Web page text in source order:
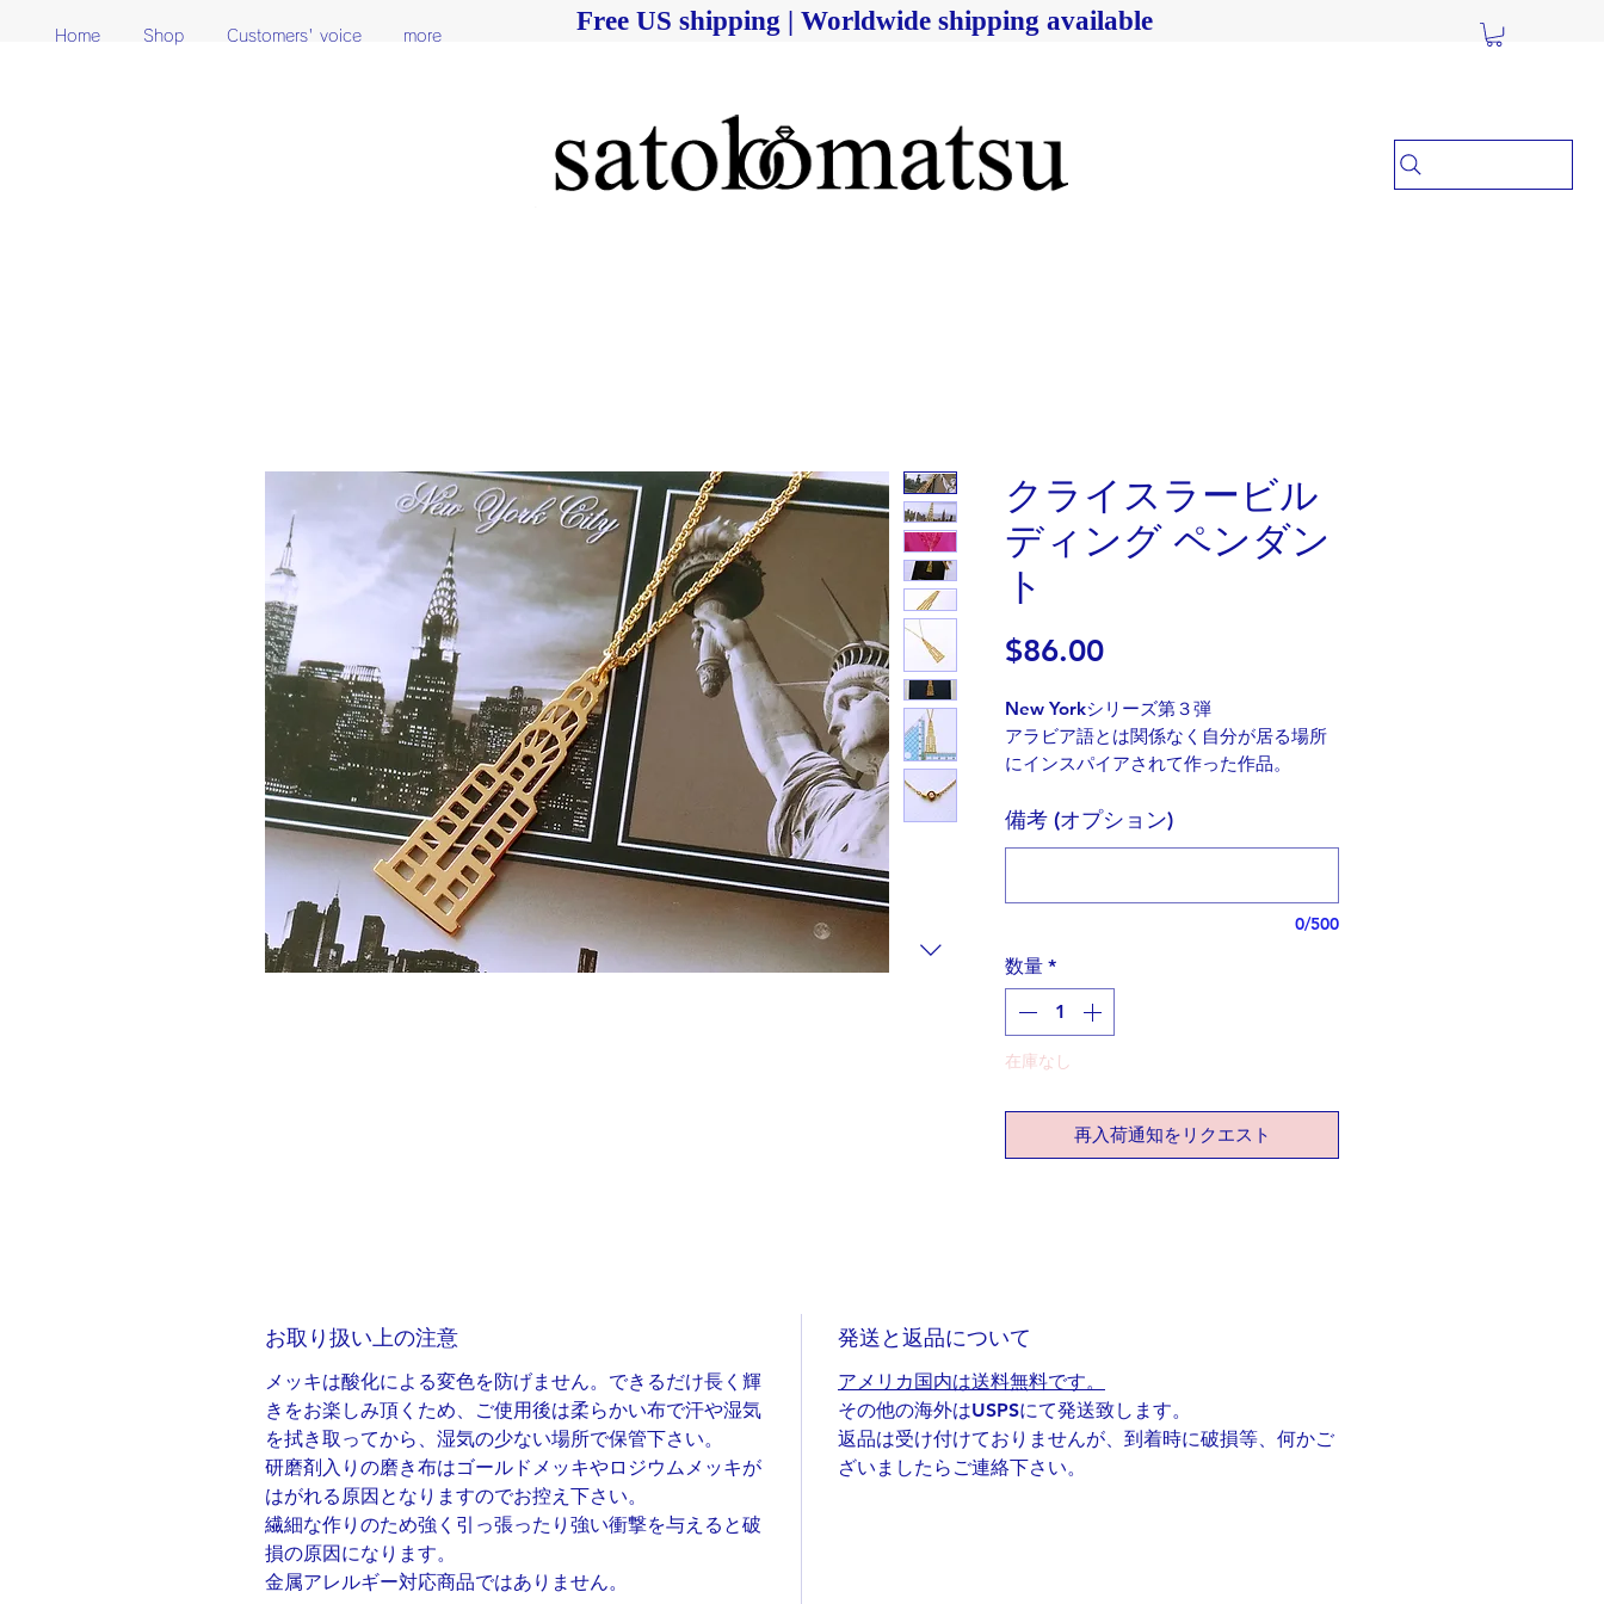
Free US shipping | Worldwide shipping available
Home Shop Customers' voice more
クライスラービル
ディング ペンダン
ト
$86.00価
New Yorkシリーズ第３弾
アラビア語とは関係なく自分が居る場所
にインスパイアされて作った作品。
ニューヨークのマンハッタンの摩天楼を
代表するクライスラービルディング。
で人気の建築物です。
アールデコ建築を施したこの77階建ての
建物の尖塔部分はガラスの冠をイメージ
して建てられたそうです。
他の高層ビルのような派手な照明や展望
台はないものの、グランドセントラル駅
の横にあるその優雅な佇まいはとても美
ニューヨークに行ったことがある人は
「あぁ、あのビルか」と記憶とともに、
ポストカードサイズの台紙にセットして
お届けするのでそのままプレゼントとし
てもお使いいただけます。
素材：真鍮(ゴールドメッキ)
仕上げ：鏡面仕上げ
備考 (オプション)
0/500
数量 *
在庫なし
再入荷通知をリクエスト
お取り扱い上の注意
メッキは酸化による変色を防げません。できるだけ長く輝
きをお楽しみ頂くため、ご使用後は柔らかい布で汗や湿気
を拭き取ってから、湿気の少ない場所で保管下さい。
研磨剤入りの磨き布はゴールドメッキやロジウムメッキが
はがれる原因となりますのでお控え下さい。
繊細な作りのため強く引っ張ったり強い衝撃を与えると破
損の原因になります。
金属アレルギー対応商品ではありません。
発送と返品について
アメリカ国内は送料無料です。
その他の海外はUSPSにて発送致します。
返品は受け付けておりませんが、到着時に破損等、何かご
ざいましたらご連絡下さい。